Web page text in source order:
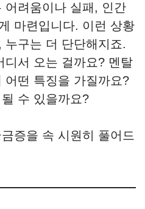
어려움이나 실패, 인간
마련입니다. 이런 상황
구는 더 단단해지죠.
디서 오는 걸까요? 멘탈
어떤 특징을 가질까요?
수 있을까요?
증을 속 시원히 풀어드